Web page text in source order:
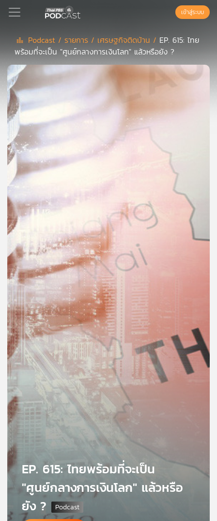
Podcast
เพล
ย์
ลิ
สต์
แนะนำ
เพล
ย์
สต์
ของ
คุณ
เพลง
บทความ
ข่าว
และ
กิจกรรม
เกี่ยว
กับ
เรา
เครือ
ข่าย
วิทยุ
เอส
เข้าสู่ระบบ
Podcast / รายการ / เศรษฐกิจติดบ้าน / EP. 615: ไทย
พร้อมที่จะเป็น "ศูนย์กลางการเงินโลก" แล้วหรือยัง ?
EP. 615: ไทยพร้อมที่จะเป็น
"ศูนย์กลางการเงินโลก" แล้วหรือ
ยัง ?